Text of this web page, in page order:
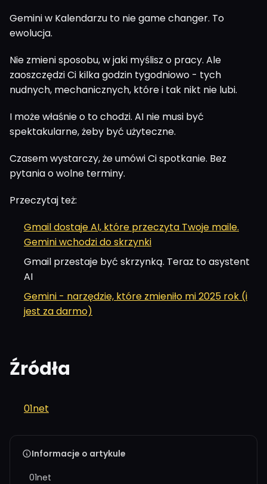
Gemini w Kalendarzu to nie game changer. To
ewolucja.
Nie zmieni sposobu, w jaki myślisz o pracy. Ale
zaoszczędzi Ci kilka godzin tygodniowo - tych
nudnych, mechanicznych, które i tak nikt nie lubi.
I może właśnie o to chodzi. AI nie musi być
spektakularne, żeby być użyteczne.
Czasem wystarczy, że umówi Ci spotkanie. Bez
pytania o wolne terminy.
Przeczytaj też:
Gmail dostaje AI, które przeczyta Twoje maile.
Gemini wchodzi do skrzynki
Gmail przestaje być skrzynką. Teraz to asystent
AI
Gemini - narzędzie, które zmieniło mi 2025 rok (i
jest za darmo)
Źródła
01net
Informacje o artykule
01net